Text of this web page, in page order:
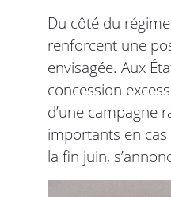
Du côté du
renforcent une
envisagée. Aux
concession
d’une campagne
importants en
la fin juin,